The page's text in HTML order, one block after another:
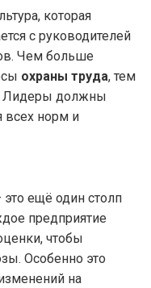
которая
с руководителей
Чем больше
охраны труда, тем
Лидеры должны
всех норм и
ещё один столп
предприятие
чтобы
Особенно это
на